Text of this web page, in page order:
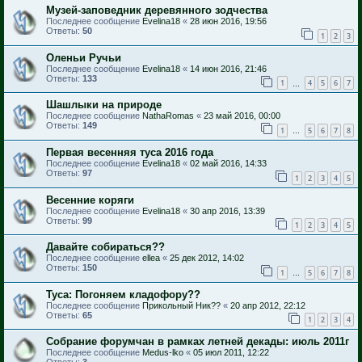
Музей-заповедник деревянного зодчества
Последнее сообщение Evelina18 « 28 июн 2016, 19:56
Ответы: 50 1 2 3
Оленьи Ручьи
Последнее сообщение Evelina18 « 14 июн 2016, 21:46
Ответы: 133 1 4 5 6 7
Шашлыки на природе
Последнее сообщение NathaRomas « 23 май 2016, 00:00
Ответы: 149 1 … 5 6 7 8
Первая весенняя туса 2016 года
Последнее сообщение Evelina18 « 02 май 2016, 14:33
Ответы: 97 1 2 3 4 5
Весенние коряги
Последнее сообщение Evelina18 « 30 апр 2016, 13:39
Ответы: 99 1 2 3 4 5
Давайте собираться??
Последнее сообщение ellea « 25 дек 2012, 14:02
Ответы: 150 1 … 5 6 7 8
Туса: Погоняем кладофору??
Последнее сообщение Прикольный Ник?? « 20 апр 2012, 22:12
Ответы: 65 1 2 3 4
Собрание форумчан в рамках летней декады: июль 2011г
Последнее сообщение Medus-lko « 05 июл 2011, 12:22